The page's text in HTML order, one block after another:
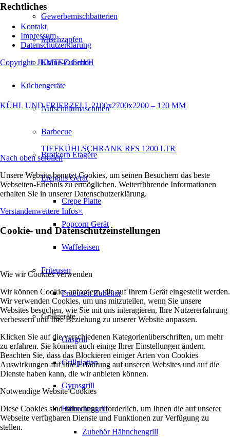
Gewerbemischbatterien
Mischzapfen
Kräne-Zubehör
Küchengeräte
Aufschnittmaschinen
Barbecue
Brotkorb Etagère
Ereignis Gerät
Crepe Platte
Popcorn Gerät
Waffeleisen
Friteusen
Friteusen Zubehör
Grillgeräte
Gasgrill
Grillplatten
Gyrosgrill
Hähnchengrill
Zubehör Hähnchengrill
Rechtliches
Kontakt
Impressum
Datenschutzerklärung
Copyright: JUMTEC GmbH
KÜHL UND FRIERZELL 2100x2700x2200 – 120 MM
TIEFKÜHLSCHRANK RFS 1200 LTR
Nach oben scrollen
Unsere Website benutzt Cookies, um seinen Besuchern das beste
Webseiten-Erlebnis zu ermöglichen. Weiterführende Informationen
erhalten Sie in unserer Datenschutzerklärung.
Verstandenweitere Infos×
Cookie- und Datenschutzeinstellungen
Wie wir Cookies verwenden
Wir können Cookies anfordern, die auf Ihrem Gerät eingestellt werden.
Wir verwenden Cookies, um uns mitzuteilen, wenn Sie unsere
Websites besuchen, wie Sie mit uns interagieren, Ihre Nutzererfahrung
verbessern und Ihre Beziehung zu unserer Website anpassen.
Klicken Sie auf die verschiedenen Kategorienüberschriften, um mehr
zu erfahren. Sie können auch einige Ihrer Einstellungen ändern.
Beachten Sie, dass das Blockieren einiger Arten von Cookies
Auswirkungen auf Ihre Erfahrung auf unseren Websites und auf die
Dienste haben kann, die wir anbieten können.
Notwendige Website Cookies
Diese Cookies sind unbedingt erforderlich, um Ihnen die auf unserer
Webseite verfügbaren Dienste und Funktionen zur Verfügung zu
stellen.